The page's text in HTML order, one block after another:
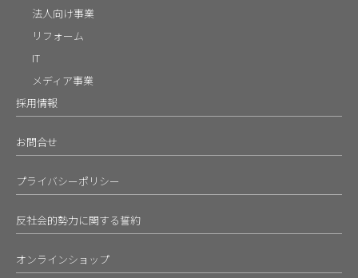
法人向け事業
リフォーム
IT
メディア事業
採用情報
お問合せ
プライバシーポリシー
反社会的勢力に関する誓約
オンラインショップ